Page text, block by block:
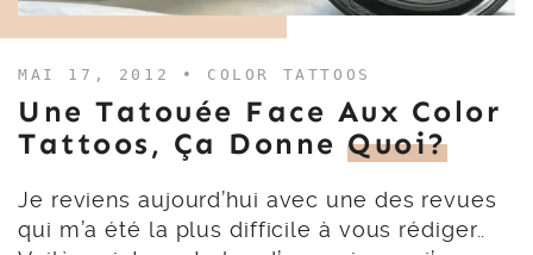
MAI 17, 2012 • COLOR TATTOOS
Une Tatouée Face Aux Color
Tattoos, Ça Donne Quoi?
Je reviens aujourd’hui avec une des revues
qui m’a été la plus difficile à vous rédiger..